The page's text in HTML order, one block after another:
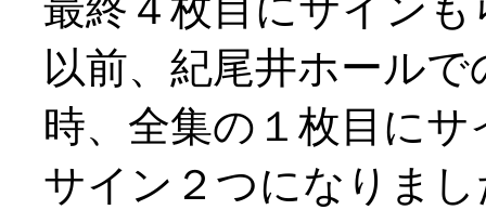
以前、紀尾井ホール
時、全集の１枚目に
サイン２つになりまし